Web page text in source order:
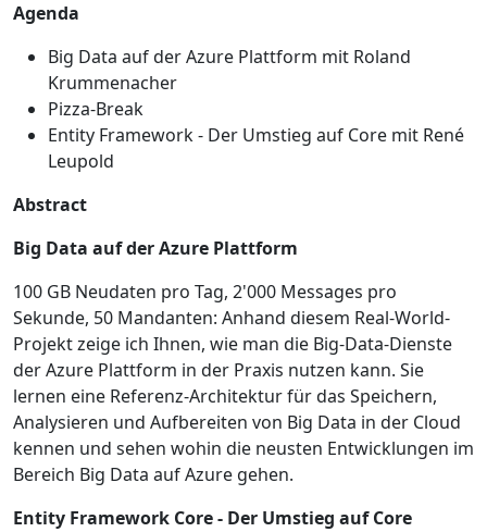
Agenda
Big Data auf der Azure Plattform mit Roland
Krummenacher
Pizza-Break
Entity Framework - Der Umstieg auf Core mit René
Leupold
Abstract
Big Data auf der Azure Plattform
100 GB Neudaten pro Tag, 2'000 Messages pro
Sekunde, 50 Mandanten: Anhand diesem Real-World-
Projekt zeige ich Ihnen, wie man die Big-Data-Dienste
der Azure Plattform in der Praxis nutzen kann. Sie
lernen eine Referenz-Architektur für das Speichern,
Analysieren und Aufbereiten von Big Data in der Cloud
kennen und sehen wohin die neusten Entwicklungen im
Bereich Big Data auf Azure gehen.
Entity Framework Core - Der Umstieg auf Core